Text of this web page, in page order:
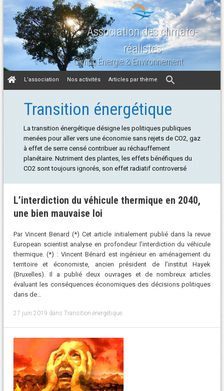
Association des climato-
réalistes
Climat, Énergie & Environnement
Aller
au
L’association Nos activités Articles par thème
Transition énergétique
La transition énergétique désigne les politiques publiques
menées pour aller vers une économie sans rejets de CO2, gaz
à effet de serre censé contribuer au réchauffement
planétaire. Nutriment des plantes, les effets bénéfiques du
CO2 sont toujours ignorés, son effet radiatif controversé
L’interdiction du véhicule thermique en 2040,
une bien mauvaise loi
Par Vincent Benard (*) Cet article initialement publié dans la revue
European scientist analyse en profondeur l’interdiction du véhicule
thermique. (*) : Vincent Bénard est ingénieur en aménagement du
territoire et économiste, ancien président de l’institut Hayek
(Bruxelles). Il a publié deux ouvrages et de nombreux articles
évaluant les conséquences économiques des décisions politiques
dans de…
27 juin 2019 dans Transition énergétique.